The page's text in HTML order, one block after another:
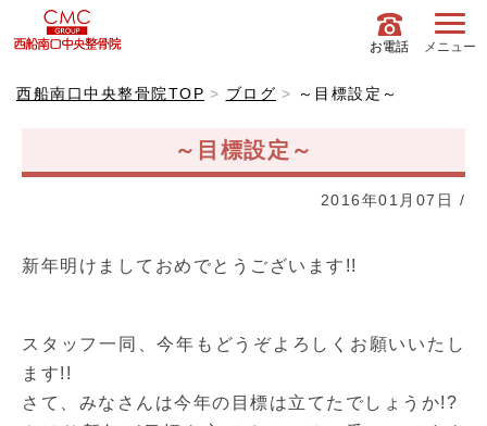
お電話 メニュー
西船南口中央整骨院TOP ブログ ～目標設定～
～目標設定～
2016年01月07日 /
新年明けましておめでとうございます!!
スタッフ一同、今年もどうぞよろしくお願いいたし
ます!!
さて、みなさんは今年の目標は立てたでしょうか!?